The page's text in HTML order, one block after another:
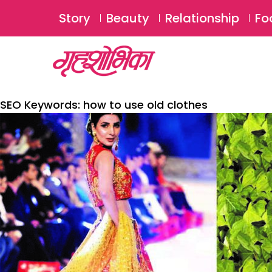
Story Beauty Relationship
SEO Keywords: how to use old clothes